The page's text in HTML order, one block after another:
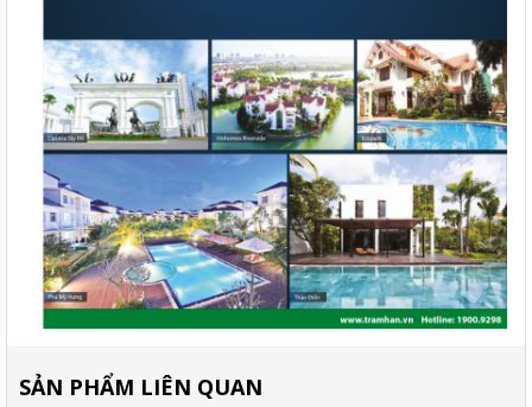
SẢN PHẨM LIÊN QUAN